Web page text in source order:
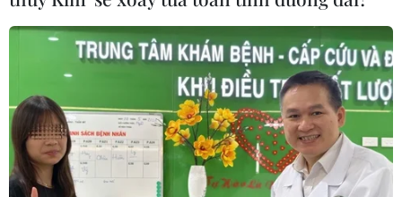
Quy định chi tiết về thủ tục cấp phép
thành lập Sở giao dịch hàng hóa
05/08/2026 14:59
Foxconn đạt doanh thu cao kỷ lục
nhờ nhu cầu mạnh đối với AI
05/08/2026 13:41